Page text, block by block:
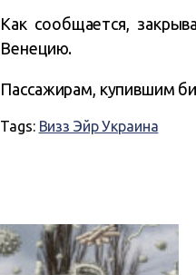
Как сообщается,
Венецию.
Пассажирам, купившим
Tags: Визз Эйр Украина